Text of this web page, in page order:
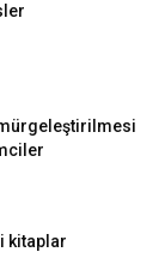
kitaplar